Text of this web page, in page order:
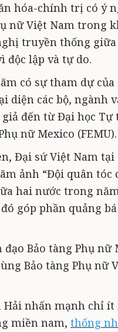
hóa-chính trị có ý
nữ Việt Nam trong
truyền thống
độc lập và tự do.
có sự tham dự
diện các bộ, ngành
giả đến từ Đại học
nữ Mexico (FEMU).
Đại sứ Việt Nam
ảnh “Đội quân
hai nước trong
góp phần quảng
Bảo tàng Phụ nữ
Bảo tàng Phụ nữ
Hải nhấn mạnh chỉ
miền nam, thống